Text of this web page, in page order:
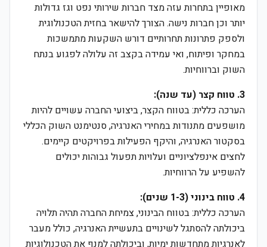
מאופיין בתחרות עזה מצד חברות שירותי נפט וגז גדולות
יותר וכן חברות נישה. הצורך להישאר בחזית הטכנולוגית
ולספק פתרונות תחרותיים דורש השקעות מתמשכות
במחקר ופיתוח, ואי עמידה בקצב זה עלולה לפגוע בנתח
השוק וברווחיות.
3. טווח קצר (עד שנה):
הערכה כללית: בטווח הקצר, ביצועי החברה עשויים להיות
מושפעים מתנודות במחירי האנרגיה, סנטימנט השוק הכללי
בסקטור האנרגיה, והיקף הפעילות בפרויקטים קיימים.
לחצים אינפלציוניים ועלויות תפעול גבוהות יכולים
להשפיע על הרווחיות.
4. טווח בינוני (1-3 שנים):
הערכה כללית: בטווח הבינוני, צמיחת החברה תהיה תלויה
ביכולתה להסתגל לשינויים בתעשיית האנרגיה, כולל מעבר
לאנרגיות מתחדשות ימיות, וביכולתה למנף את הטכנולוגיות